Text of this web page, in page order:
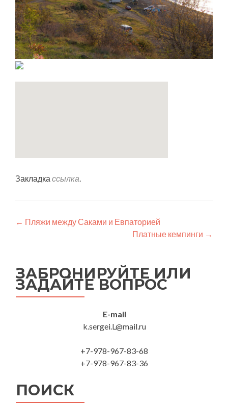
Закладка ссылка.
Навигация по записям
← Пляжи между Саками и Евпаторией
Платные кемпинги →
ЗАБРОНИРУЙТЕ ИЛИ
ЗАДАЙТЕ ВОПРОС
E-mail
k.sergei.L@mail.ru
+7-978-967-83-68
+7-978-967-83-36
ПОИСК